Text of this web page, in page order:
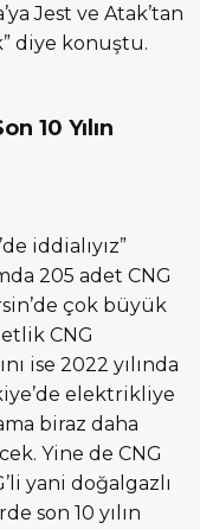
Jest ve Atak’tan
diye konuştu.
10 Yılın
iddialıyız”
205 adet CNG
çok büyük
CNG
ise 2022 yılında
elektrikliye
biraz daha
Yine de CNG
yani doğalgazlı
son 10 yılın